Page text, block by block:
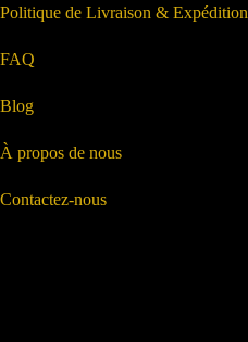
Politique de Livraison & Expédition
FAQ
Blog
À propos de nous
Contactez-nous